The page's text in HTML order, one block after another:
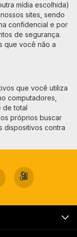
mídia escolhida)
sites, sendo
confidencial e por
de segurança.
que você não a
que você utiliza
computadores,
de total
próprios buscar
dispositivos contra